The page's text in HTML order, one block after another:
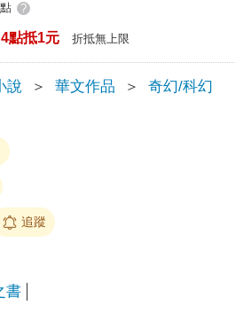
點 ?
點抵1元 折抵無上限
說 ＞ 華文作品 ＞ 奇幻/科幻
追蹤
書